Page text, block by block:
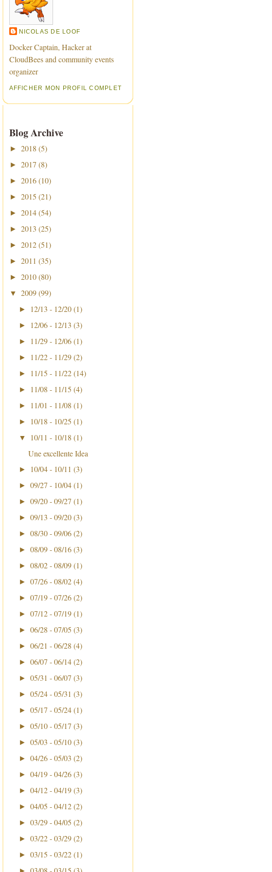
NICOLAS DE LOOF
Docker Captain, Hacker at
CloudBees and community events
organizer
AFFICHER MON PROFIL COMPLET
Blog Archive
► 2018 (5)
► 2017 (8)
► 2016 (10)
► 2015 (21)
► 2014 (54)
► 2013 (25)
► 2012 (51)
► 2011 (35)
► 2010 (80)
▼ 2009 (99)
► 12/13 - 12/20 (1)
► 12/06 - 12/13 (3)
► 11/29 - 12/06 (1)
► 11/22 - 11/29 (2)
► 11/15 - 11/22 (14)
► 11/08 - 11/15 (4)
► 11/01 - 11/08 (1)
► 10/18 - 10/25 (1)
▼ 10/11 - 10/18 (1)
Une excellente Idea
► 10/04 - 10/11 (3)
► 09/27 - 10/04 (1)
► 09/20 - 09/27 (1)
► 09/13 - 09/20 (3)
► 08/30 - 09/06 (2)
► 08/09 - 08/16 (3)
► 08/02 - 08/09 (1)
► 07/26 - 08/02 (4)
► 07/19 - 07/26 (2)
► 07/12 - 07/19 (1)
► 06/28 - 07/05 (3)
► 06/21 - 06/28 (4)
► 06/07 - 06/14 (2)
► 05/31 - 06/07 (3)
► 05/24 - 05/31 (3)
► 05/17 - 05/24 (1)
► 05/10 - 05/17 (3)
► 05/03 - 05/10 (3)
► 04/26 - 05/03 (2)
► 04/19 - 04/26 (3)
► 04/12 - 04/19 (3)
► 04/05 - 04/12 (2)
► 03/29 - 04/05 (2)
► 03/22 - 03/29 (2)
► 03/15 - 03/22 (1)